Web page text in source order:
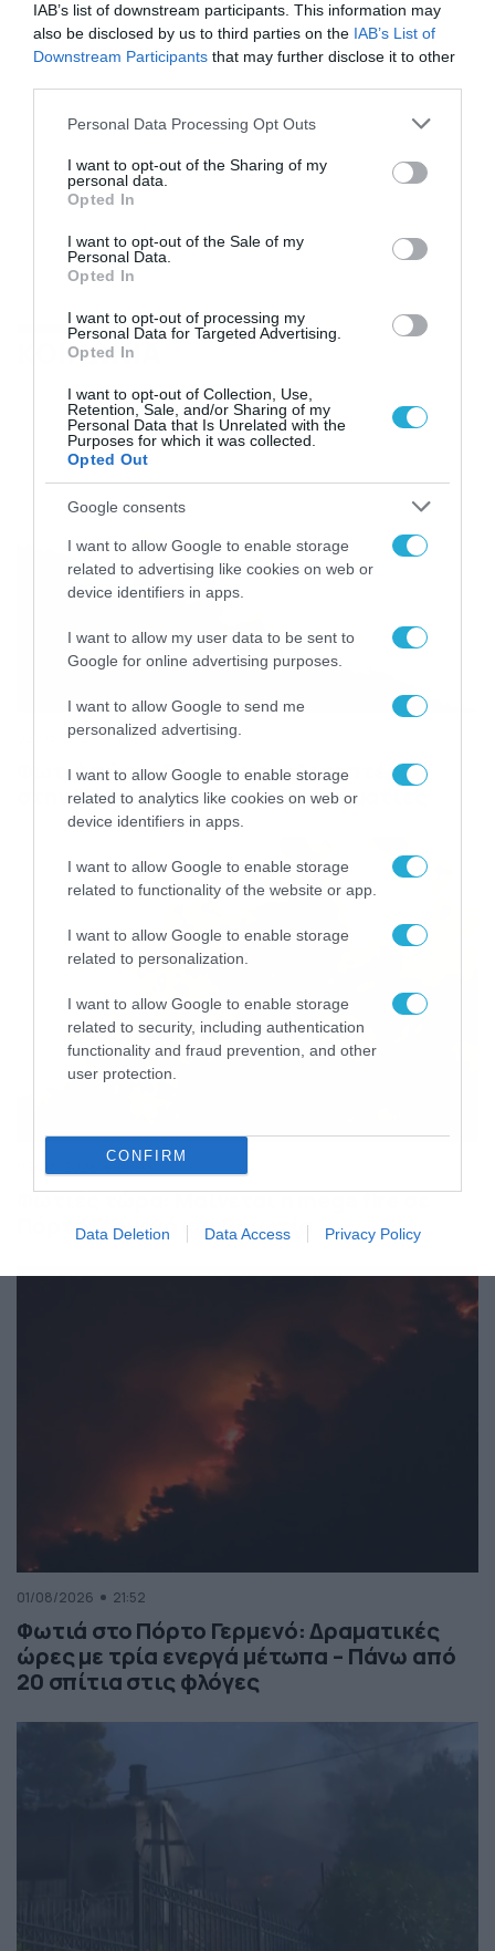
IAB’s list of downstream participants. This information may
also be disclosed by us to third parties on the IAB’s List of
Downstream Participants that may further disclose it to other
Please note that this website/app uses one or more Google
not limited to your visit or usage behaviour. You may click to
grant or deny consent to Google and its third-party tags to
use your data for below specified purposes in below Google
consent section.
Personal Data Processing Opt Outs
I want to opt-out of the Sharing of my
personal data.
Opted In
I want to opt-out of the Sale of my
Personal Data.
Opted In
I want to opt-out of processing my
Personal Data for Targeted Advertising.
Opted In
I want to opt-out of Collection, Use,
Retention, Sale, and/or Sharing of my
Personal Data that Is Unrelated with the
Purposes for which it was collected.
Opted Out
Google consents
I want to allow Google to enable storage
related to advertising like cookies on web or
device identifiers in apps.
I want to allow my user data to be sent to
Google for online advertising purposes.
I want to allow Google to send me
personalized advertising.
I want to allow Google to enable storage
related to analytics like cookies on web or
device identifiers in apps.
I want to allow Google to enable storage
related to functionality of the website or app.
I want to allow Google to enable storage
related to personalization.
I want to allow Google to enable storage
related to security, including authentication
functionality and fraud prevention, and other
user protection.
CONFIRM
Data Deletion Data Access Privacy Policy
ΚΟΙΝΩΝΙΑ
02/08/2026 16:05
Φωτιά τώρα: Σύγκρουση ελικοπτέρων
στην Ψάθα, 2 νεκροί και 2 τραυματίες
02/08/2026
Φωτιές τώρα: Μαίνεται η mega fire σε
Πόρτο Γερμενό και Βοιωτία
01/08/2026 21:52
Φωτιά στο Πόρτο Γερμενό: Δραματικές
ώρες με τρία ενεργά μέτωπα – Πάνω από
20 σπίτια στις φλόγες